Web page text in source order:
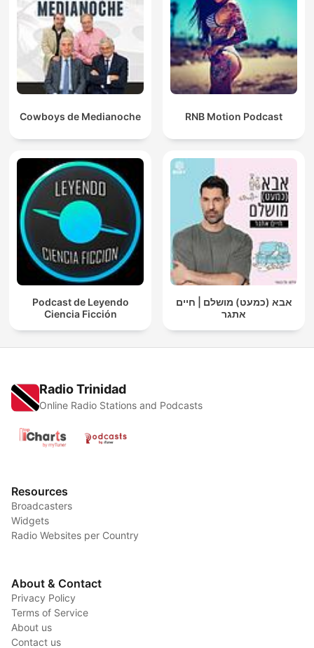
Cowboys de Medianoche RNB Motion Podcast
Podcast de Leyendo
Ciencia Ficción
אבא (כמעט) מושלם | חיים
אתגר
Radio Trinidad
Online Radio Stations and Podcasts
Resources
Broadcasters
Widgets
Radio Websites per Country
About & Contact
Privacy Policy
Terms of Service
About us
Contact us